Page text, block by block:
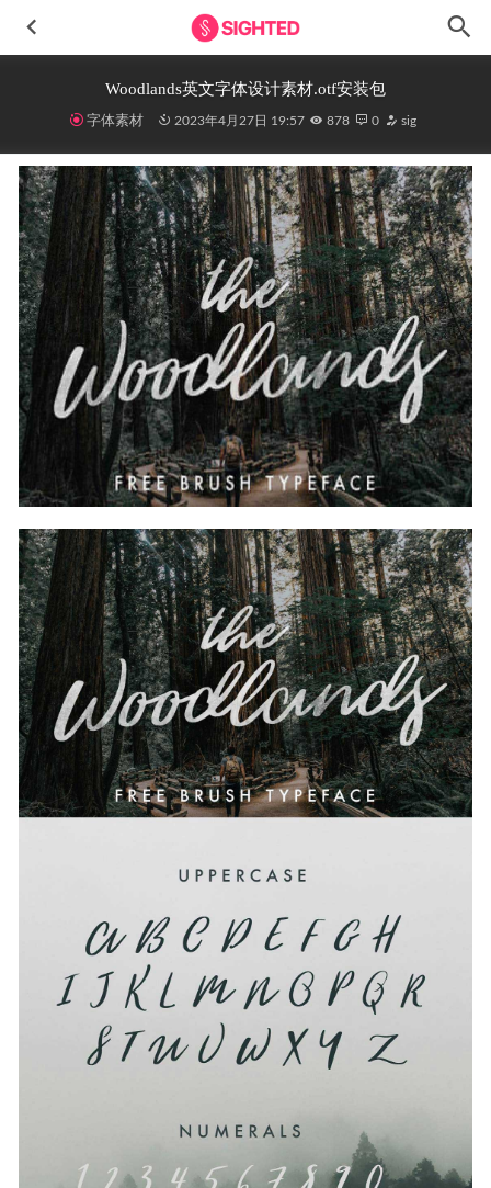
Woodlands英文字体设计素材.otf安装包
字体素材 2023年4月27日 19:57 878 0 sig
Radianpay-金融科技移动应用UI套件 2023-08-03
CRM Essentials双色图标设计素材 .ai .svg源文件 2022-12-08
社交类简约风格APP UI扁平化模板.sketch源文件 2020-12-04
Fitcase成套健身APP应用程序UI设计素材 2024-01-28
Maxxiyo-Travel旅游app ui设计素材 Figma源文件
2023-03-12